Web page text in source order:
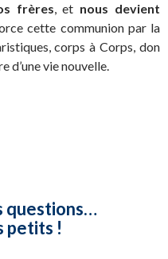
frères, et nous devient
cette communion par la
corps à Corps, don
d’une vie nouvelle.
questions…
petits !